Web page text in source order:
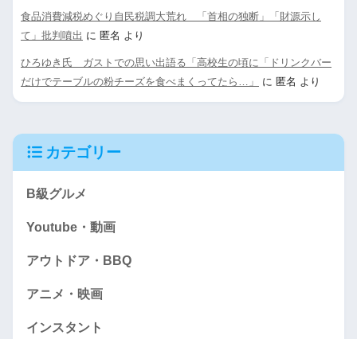
食品消費減税めぐり自民税調大荒れ 「首相の独断」「財源示し
て」批判噴出 に 匿名 より
ひろゆき氏 ガストでの思い出語る「高校生の頃に「ドリンクバー
だけでテーブルの粉チーズを食べまくってたら…」
に 匿名 より
カテゴリー
B級グルメ
Youtube・動画
アウトドア・BBQ
アニメ・映画
インスタント